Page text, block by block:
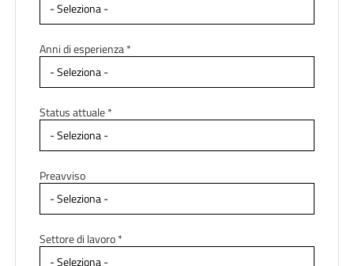
Anni di esperienza *
Status attuale *
Preavviso
Settore di lavoro *